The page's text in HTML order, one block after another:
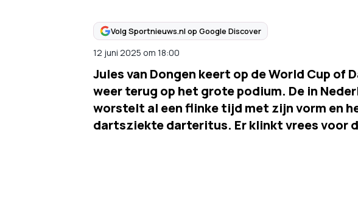
Volg Sportnieuws.nl op Google Discover
12 juni 2025 om 18:00
Jules van Dongen keert op de World Cup of
weer terug op het grote podium. De in
worstelt al een flinke tijd met zijn vorm en
dartsziekte darteritus. Er klinkt vrees voor